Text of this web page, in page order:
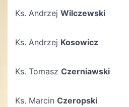
Ks. Andrzej Wilczewski
Ks. Andrzej Kosowicz
Ks. Tomasz Czerniawski
Ks. Marcin Czeropski